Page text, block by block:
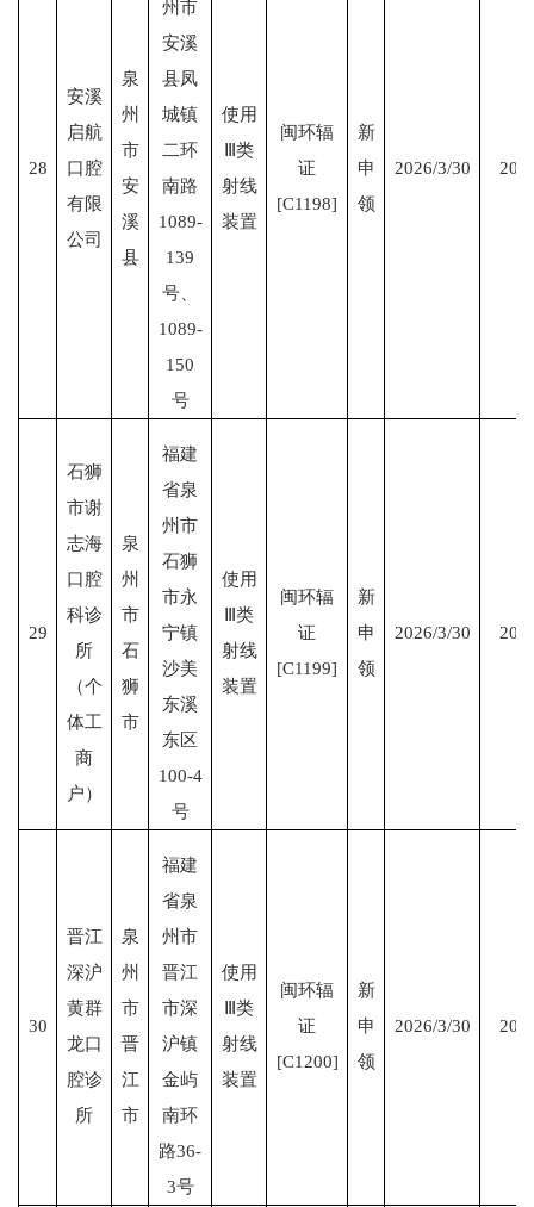
28
安溪
启航
口腔
有限
公司
泉
州
市
安
溪
县
州市
安溪
县凤
城镇
二环
南路
1089-
139
号、
1089-
150
号
使用
Ⅲ类
射线
装置
闽环辐
证
[C1198]
新
申
领
2026/3/30
29
石狮
市谢
志海
口腔
科诊
所
（个
体工
商
户）
泉
州
市
石
狮
市
福建
省泉
州市
石狮
市永
宁镇
沙美
东溪
东区
100-4
号
使用
Ⅲ类
射线
装置
闽环辐
证
[C1199]
新
申
领
2026/3/30
30
晋江
深沪
黄群
龙口
腔诊
所
泉
州
市
晋
江
市
福建
省泉
州市
晋江
市深
沪镇
金屿
南环
路36-
3号
使用
Ⅲ类
射线
装置
闽环辐
证
[C1200]
新
申
领
2026/3/30